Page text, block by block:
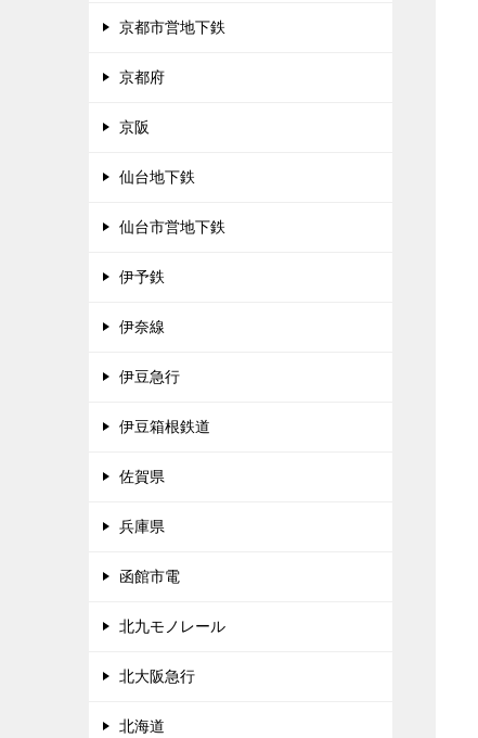
京都市営地下鉄
京都府
京阪
仙台地下鉄
仙台市営地下鉄
伊予鉄
伊奈線
伊豆急行
伊豆箱根鉄道
佐賀県
兵庫県
函館市電
北九モノレール
北大阪急行
北海道